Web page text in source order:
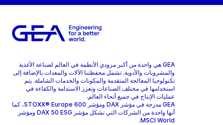
GEA هي واحدة من أكبر مزودي الأنظمة في العالم لصناعة الأغذية
والمشروبات والأدوية. تشمل محفظتنا الآلات والمعدات بالإضافة إلى
تكنولوجيا المعالجة المتقدمة والمكونات والخدمات الشاملة. يتم
استخدامها في مختلف الصناعات وتعزز الاستدامة والكفاءة في
عمليات الإنتاج في جميع أنحاء العالم.
GEA مدرجة في مؤشر DAX ومؤشر STOXX® Europe 600، كما
أنها واحدة من الشركات التي تشكل مؤشر DAX 50 ESG ومؤشر
MSCI World.